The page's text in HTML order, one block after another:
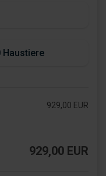
929,00 EUR
929,00 EUR